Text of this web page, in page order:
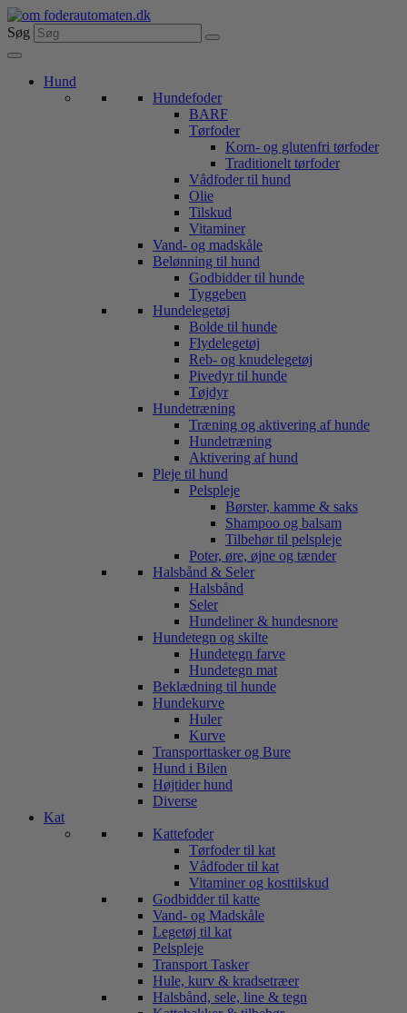
Videre
til
indhold
Søg
Hund
Hundefoder
BARF
Tørfoder
Korn- og glutenfri tørfoder
Traditionelt tørfoder
Vådfoder til hund
Olie
Tilskud
Vitaminer
Vand- og madskåle
Belønning til hund
Godbidder til hunde
Tyggeben
Hundelegetøj
Bolde til hunde
Flydelegetøj
Reb- og knudelegetøj
Pivedyr til hunde
Tøjdyr
Hundetræning
Træning og aktivering af hunde
Hundetræning
Aktivering af hund
Pleje til hund
Pelspleje
Børster, kamme & saks
Shampoo og balsam
Tilbehør til pelspleje
Poter, øre, øjne og tænder
Halsbånd & Seler
Halsbånd
Seler
Hundeliner & hundesnore
Hundetegn og skilte
Hundetegn farve
Hundetegn mat
Beklædning til hunde
Hundekurve
Huler
Kurve
Transporttasker og Bure
Hund i Bilen
Højtider hund
Diverse
Kat
Kattefoder
Tørfoder til kat
Vådfoder til kat
Vitaminer og kosttilskud
Godbidder til katte
Vand- og Madskåle
Legetøj til kat
Pelspleje
Transport Tasker
Hule, kurv & kradsetræer
Halsbånd, sele, line & tegn